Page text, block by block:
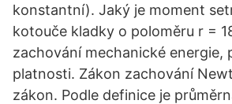
konstantní). Jaký je moment
kotouče kladky o poloměru r =
zachování mechanické energie,
platnosti. Zákon zachování
zákon. Podle definice je